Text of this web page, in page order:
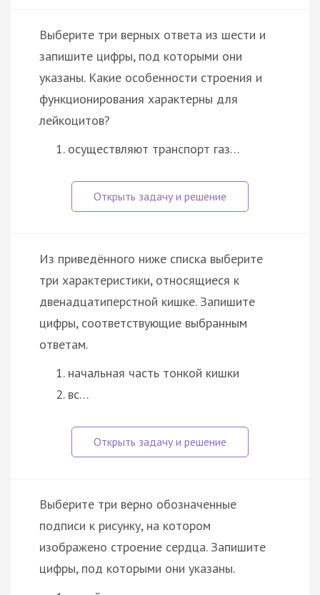
Выберите три верных ответа из шести и
запишите цифры, под которыми они
указаны. Какие особенности строения и
функционирования характерны для
лейкоцитов?
осуществляют транспорт газ…
Из приведённого ниже списка выберите
три характеристики, относящиеся к
двенадцатиперстной кишке. Запишите
цифры, соответствующие выбранным
ответам.
начальная часть тонкой кишки
вс…
Выберите три верно обозначенные
подписи к рисунку, на котором
изображено строение сердца. Запишите
цифры, под которыми они указаны.